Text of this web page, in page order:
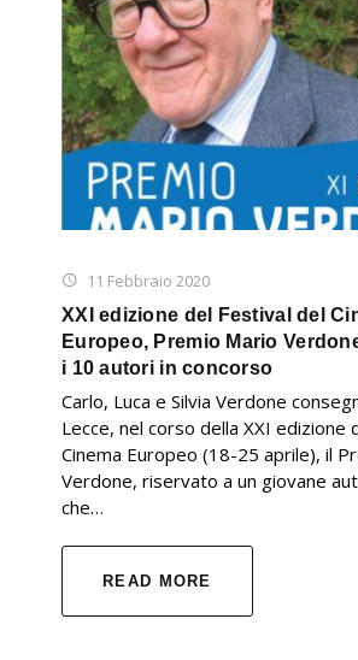
11 Febbraio 2020
XXI edizione del Festival del
Europeo, Premio Mario
i 10 autori in concorso
Carlo, Luca e Silvia Verdone
Lecce, nel corso della XXI edizione
Cinema Europeo (18-25 aprile), il
Verdone, riservato a un giovane
che…
READ MORE